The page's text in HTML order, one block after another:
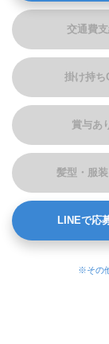
交通費
掛け持ち
賞与あ
髪型・服
LINEで応
※その